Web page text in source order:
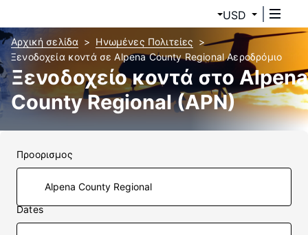
USD
Αρχική σελίδα
Ηνωμένες Πολιτείες
Ξενοδοχεία κοντά σε Alpena County Regional Αεροδρόμιο
Ξενοδοχείο κοντά στο Alpena
County Regional (APN)
Προορισμος
Dates